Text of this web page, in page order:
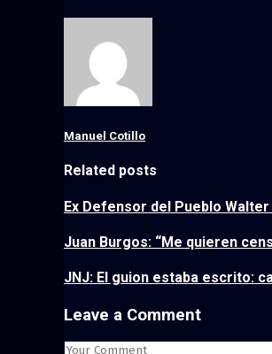
Manuel Cotillo
Related posts
Ex Defensor del Pueblo
Juan Burgos: “Me quieren
JNJ: El guion estaba escrito:
Leave a Comment